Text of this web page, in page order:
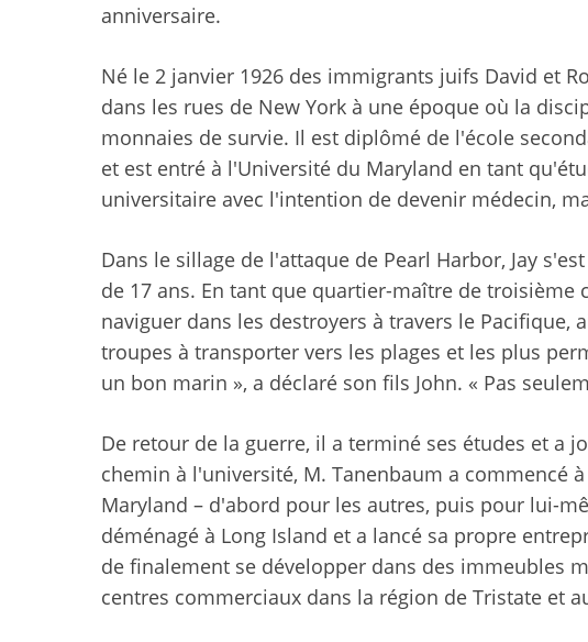
anniversaire.
Né le 2 janvier 1926 des immigrants juifs David et
dans les rues de New York à une époque où la
monnaies de survie. Il est diplômé de l'école
et est entré à l'Université du Maryland en tant
universitaire avec l'intention de devenir médecin,
Dans le sillage de l'attaque de Pearl Harbor, Jay
de 17 ans. En tant que quartier-maître de troisième
naviguer dans les destroyers à travers le
troupes à transporter vers les plages et les plus
un bon marin », a déclaré son fils John. « Pas
De retour de la guerre, il a terminé ses études et a
chemin à l'université, M. Tanenbaum a commencé
Maryland – d'abord pour les autres, puis pour lui-
déménagé à Long Island et a lancé sa propre
de finalement se développer dans des immeubles
centres commerciaux dans la région de Tristate et